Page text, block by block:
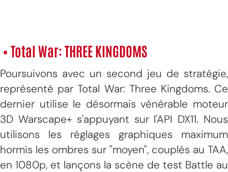
• Total War: THREE KINGDOMS
Poursuivons avec un second jeu de stratégie,
représenté par Total War: Three Kingdoms. Ce
dernier utilise le désormais vénérable moteur
3D Warscape+ s'appuyant sur l'API DX11. Nous
utilisons les réglages graphiques maximum
hormis les ombres sur "moyen", couplés au TAA,
en 1080p, et lançons la scène de test Battle au